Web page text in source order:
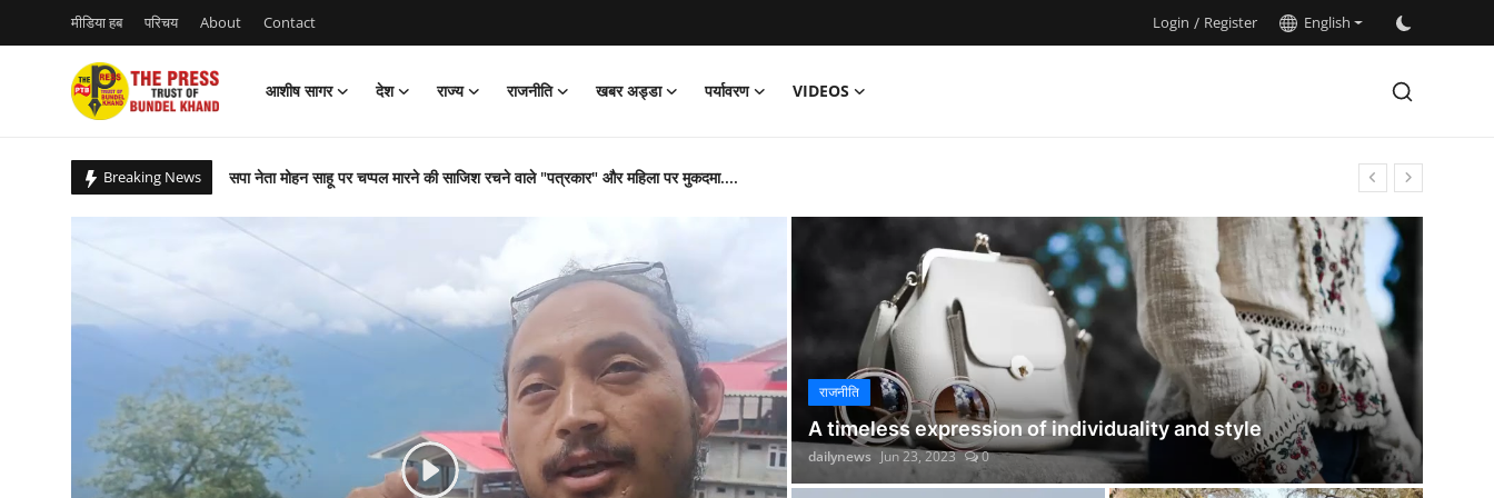
मीडिया हब परिचय About Contact Login / Register English
आशीष सागर देश राज्य राजनीति खबर अड्डा पर्यावरण
VIDEOS
Login
आशीष सागर
खबर अड्डा
Breaking News
सपा नेता मोहन साहू पर चप्पल मारने की साजिश रचने वाले "पत्रकार" और महिला पर मुकदमा....
कागजी पौधरोपण की स्याह कालिख से बेजार होता बुंदेलखंड...
परिजनों ने स्क्रिप्टेड मुठभेड़ और हाफ इनकाउंटर के "आदेश" पर उठाए सवाल, हाईकोर्ट ने मांगी रिपोर्ट
कागजों में हेराफेरी और बिना पर्यावरणीय एनओसी के बांदा मे धड़ल्ले से चलती लाल मौरम खदानों का रहस्य....
अजयगढ़ जेल से रिहाई मिलते ही पुनः पन्ना वनविभाग की टीम ने अमित को गिरफ्तार किया
प्रधानमंत्री मोदी को अपशब्द कहने वाले सपा सांसद अजेंद्र सिंह लोधी पर मुकदमा दर्ज....
बाँदा : बबेरू के चरका खादर खंड 10 पर कार्यवाही लेकिन दांदौ खदान पर मेहरबानी...
केन बेतवा लिंक, रूंझ, मझगांव सिंचाई परियोजना से विस्थापितों की लड़ाई लड़ रहे अमित भटनागर एक बार फिर गिरफ्तार...
राजनीति
A timeless expression of individuality and style
dailynews Jun 23, 2023 0